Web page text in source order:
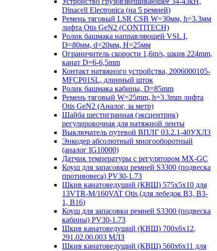
Dinacell Electronica (на 5 ремней)
Ремень тяговый LSR CSB W=30мм, h=3.3мм
лифта Otis GeN2 (CONTITECH)
Ролик башмака направляющей VSL I,
D=80мм, d=20мм, H=25мм
Ограничитель скорости 1,6m/s, шкив 224mm,
канат D=6-6,5mm
Контакт натяжного устройства, 2006000105-
MFCP01SL, длинный шток
Ролик башмака кабины, D=85mm
Ремень тяговый W=25mm, h=3.3mm лифта
Otis GeN2 (Аналог, за метр)
Шайба шестигранная (эксцентрик)
регулировочная для натяжной ленты
Выключатель путевой ВПЛГ 03.2.1-40УХЛ3
Энкодер абсолютный многооборотный
(аналог IG10000)
Датчик температуры с регулятором MX-GC
Коуш для запасовки ремней S3300 (подвеска
противовеса) PV30-1.73
Шкив канатоведущий (КВШ) 575х5х10 для
13VTR-M/160VAT Otis (для лебедок B3, B3-
1, B16)
Коуш для запасовки ремней S3300 (подвеска
кабины) PV30-1.73
Шкив канатоведущий (КВШ) 700х6х12,
291.02.00.003 МЛЗ
Шкив канатоведущий (КВШ) 560х6х11 для